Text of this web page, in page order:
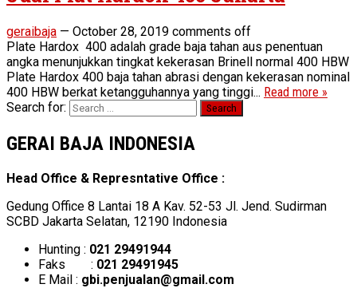
geraibaja — October 28, 2019 comments off
Plate Hardox 400 adalah grade baja tahan aus penentuan
angka menunjukkan tingkat kekerasan Brinell normal 400 HBW
Plate Hardox 400 baja tahan abrasi dengan kekerasan nominal
400 HBW berkat ketangguhannya yang tinggi... Read more »
Search for:
GERAI BAJA INDONESIA
Head Office & Represntative Office :
Gedung Office 8 Lantai 18 A Kav. 52-53 Jl. Jend. Sudirman
SCBD Jakarta Selatan, 12190 Indonesia
Hunting : 021 29491944
Faks : 021 29491945
E Mail : gbi.penjualan@gmail.com